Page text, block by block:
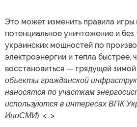
Это может изменить правила игры
потенциальное уничтожение и
украинских мощностей по
электроэнергии и тепла быстрее,
восстановиться — грядущей зимой
объекты гражданской
наносятся по участкам
используются в интересах ВПК
ИноСМИ). <…>